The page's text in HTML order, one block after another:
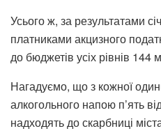
Усього ж, за результатами
платниками акцизного
до бюджетів усіх рівнів 144
Нагадуємо, що з кожної
алкогольного напою п’ять
надходять до скарбниці